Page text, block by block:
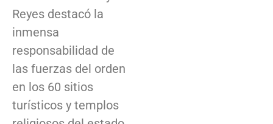
Reyes destacó la
inmensa
responsabilidad de
las fuerzas del orden
en los 60 sitios
turísticos y templos